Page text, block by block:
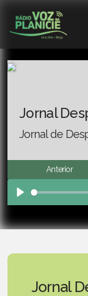
Jornal
Jornal de
Anterior
Play
Jornal